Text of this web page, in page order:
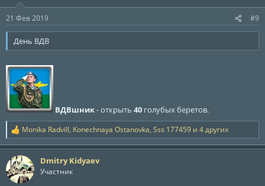
:
21 Фев 2019 #9
День ВДВ
ВДВшник- открыть 40 голубых беретов.
Р
е
а
к
ц
и
Monika Radvill, Konechnaya Ostanovka, Sss 177459 и 4 других
Dmitry Kidyaev
Участник